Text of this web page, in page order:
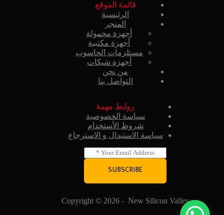
قائمة الموقع
الرئيسية
المتجر
أجهزة محمولة
أجهزة مكتبية
مستلزمات الحاسوب
أجهزة شبكات
من نحن
التواصل بنا
روابط مهمة
سياسة الخصوصية
شروط الأستخدام
سياسة الاستبدال و الاسترجاع
m
l
SUBSCRIBE
Copyright © 2026 - New Silicon Valley